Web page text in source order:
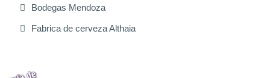
Bodegas Mendoza
Fabrica de cerveza Althaia